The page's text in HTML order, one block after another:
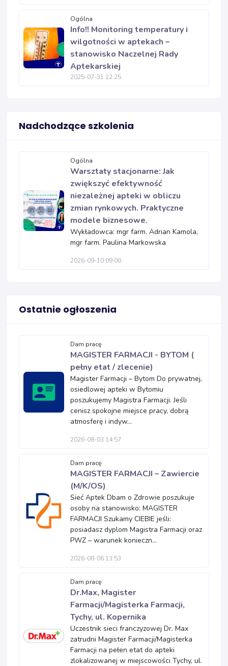
Ogólna
Info!! Monitoring temperatury i
wilgotności w aptekach –
stanowisko Naczelnej Rady
Aptekarskiej
2025-07-31 12:25
Nadchodzące szkolenia
Ogólna
Warsztaty stacjonarne: Jak
zwiększyć efektywność
niezależnej apteki w obliczu
zmian rynkowych. Praktyczne
modele biznesowe.
Wykładowca: mgr farm. Adrian Kamola,
mgr farm. Paulina Markowska
2026-09-10 09:00
Ostatnie ogłoszenia
Dam pracę
MAGISTER FARMACJI - BYTOM (
pełny etat / zlecenie)
Magister Farmacji – Bytom Do prywatnej,
osiedlowej apteki w Bytomiu
poszukujemy Magistra Farmacji. Jeśli
cenisz spokojne miejsce pracy, dobrą
atmosferę i indyw...
2026-08-03 14:57
Dam pracę
MAGISTER FARMACJI – Zawiercie
(M/K/OS)
Sieć Aptek Dbam o Zdrowie poszukuje
osoby na stanowisko: MAGISTER
FARMACJI Szukamy CIEBIE jeśli:
posiadasz dyplom Magistra Farmacji oraz
PWZ – warunek konieczn...
2026-08-06 13:53
Dam pracę
Dr.Max, Magister
Farmacji/Magisterka Farmacji,
Tychy, ul. Kopernika
Uczestnik sieci franczyzowej Dr. Max
zatrudni Magister Farmacji/Magisterka
Farmacji na pełen etat do apteki
zlokalizowanej w miejscowości Tychy, ul.